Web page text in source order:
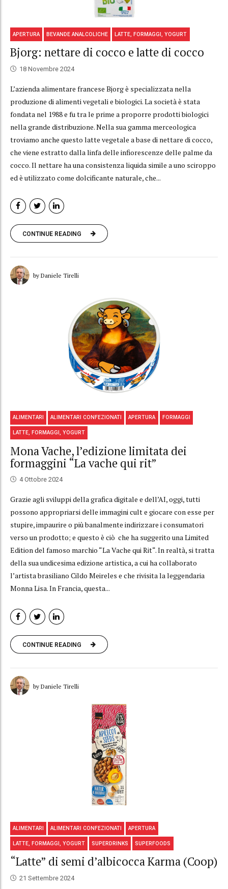
APERTURA BEVANDE ANALCOLICHE LATTE, FORMAGGI, YOGURT
Bjorg: nettare di cocco e latte di cocco
18 Novembre 2024
L’azienda alimentare francese Bjorg è specializzata nella
produzione di alimenti vegetali e biologici. La società è stata
fondata nel 1988 e fu tra le prime a proporre prodotti biologici
nella grande distribuzione. Nella sua gamma merceologica
troviamo anche questo latte vegetale a base di nettare di cocco,
che viene estratto dalla linfa delle infiorescenze delle palme da
cocco. Il nettare ha una consistenza liquida simile a uno sciroppo
ed è utilizzato come dolcificante naturale, che...
CONTINUE READING
by Daniele Tirelli
ALIMENTARI ALIMENTARI CONFEZIONATI APERTURA FORMAGGI
LATTE, FORMAGGI, YOGURT
Mona Vache, l’edizione limitata dei
formaggini “La vache qui rit”
4 Ottobre 2024
Grazie agli sviluppi della grafica digitale e dell’AI, oggi, tutti
possono appropriarsi delle immagini cult e giocare con esse per
stupire, impaurire o più banalmente indirizzare i consumatori
verso un prodotto; e questo è ciò che ha suggerito una Limited
Edition del famoso marchio “La Vache qui Rit“. In realtà, si tratta
della sua undicesima edizione artistica, a cui ha collaborato
l’artista brasiliano Cildo Meireles e che rivisita la leggendaria
Monna Lisa. In Francia, questa...
CONTINUE READING
by Daniele Tirelli
ALIMENTARI ALIMENTARI CONFEZIONATI APERTURA
LATTE, FORMAGGI, YOGURT SUPERDRINKS SUPERFOODS
“Latte” di semi d’albicocca Karma (Coop)
21 Settembre 2024